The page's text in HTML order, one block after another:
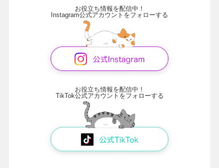
お役立ち情報を配信中！
Instagram公式アカウントをフォローする
お役立ち情報を配信中！
TikTok公式アカウントをフォローする